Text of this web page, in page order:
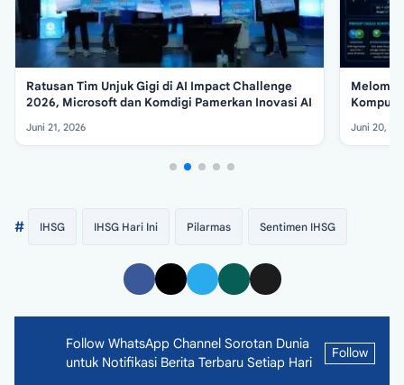
Ratusan Tim Unjuk Gigi di AI Impact Challenge
2026, Microsoft dan Komdigi Pamerkan Inovasi AI
Juni 21, 2026 Juni 20,
# IHSG IHSG Hari Ini Pilarmas Sentimen IHSG
Follow WhatsApp Channel Sorotan Dunia
untuk Notifikasi Berita Terbaru Setiap Hari
Follow